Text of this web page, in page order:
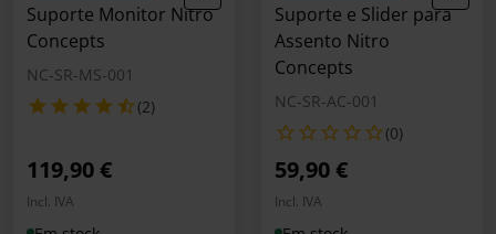
Suporte Monitor Nitro
Concepts
NC-SR-MS-001
(2)
119,90 €
Incl. IVA
Suporte e Slider para
Assento Nitro
Concepts
NC-SR-AC-001
(0)
59,90 €
Incl. IVA